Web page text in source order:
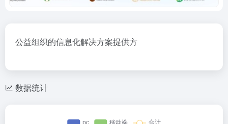
公益组织的信息化解决方案提供方
数据统计